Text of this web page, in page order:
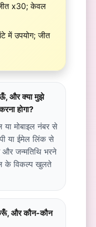
x30; केवल
में उपयोग; जीत
और क्या मुझे
होगा?
मोबाइल नंबर से
या ईमेल लिंक से
और जन्मतिथि भरने
के विकल्प खुलते
और कौन-कौन